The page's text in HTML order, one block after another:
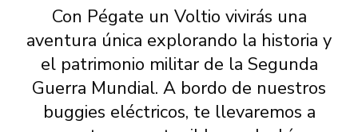
Con Pégate un Voltio vivirás una
aventura única explorando la historia y
el patrimonio militar de la Segunda
Guerra Mundial. A bordo de nuestros
buggies eléctricos, te llevaremos a